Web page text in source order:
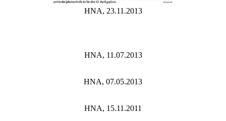
HNA, 23.11.2013
HNA, 11.07.2013
HNA, 07.05.2013
HNA, 15.11.2011